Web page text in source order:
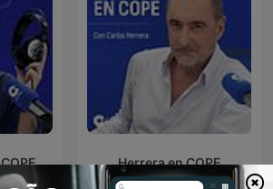
Herrera en COPE